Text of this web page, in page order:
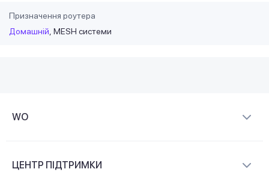
Призначення роутера
Домашній MESH системи
WO
ЦЕНТР ПІДТРИМКИ